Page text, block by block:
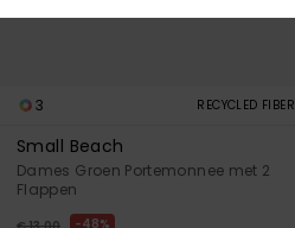
3 RECYCLED FIBER
Small Beach
Dames Groen Portemonnee met 2
Flappen
48%